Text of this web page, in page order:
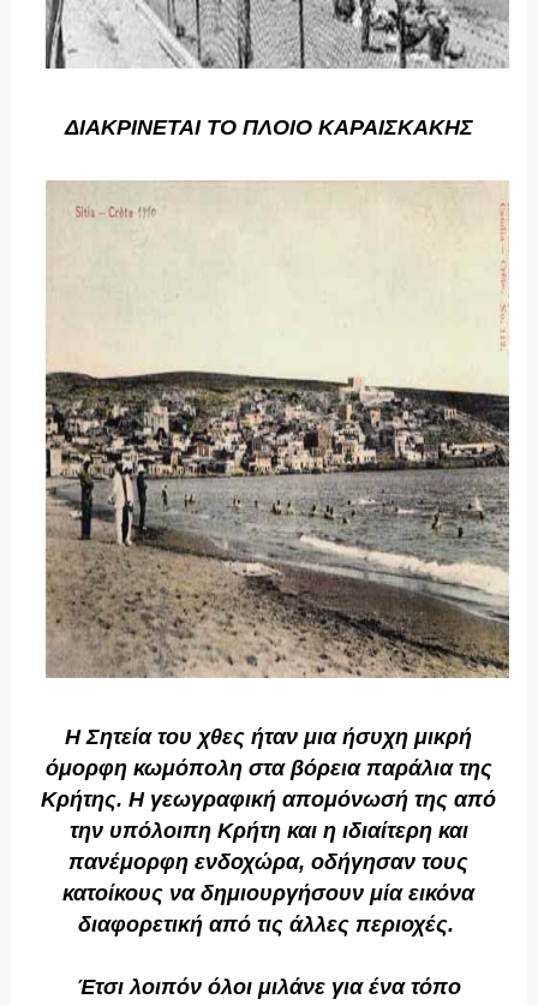
ΔΙΑΚΡΙΝΕΤΑΙ ΤΟ ΠΛΟΙΟ ΚΑΡΑΙΣΚΑΚΗΣ
Η Σητεία του χθες ήταν μια ήσυχη μικρή
όμορφη κωμόπολη στα βόρεια παράλια της
Κρήτης. Η γεωγραφική απομόνωσή της από
την υπόλοιπη Κρήτη και η ιδιαίτερη και
πανέμορφη ενδοχώρα, οδήγησαν τους
κατοίκους να δημιουργήσουν μία εικόνα
διαφορετική από τις άλλες περιοχές.
Έτσι λοιπόν όλοι μιλάνε για ένα τόπο